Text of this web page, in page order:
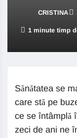
CRISTINA
1 minute timp
Sănătatea se
care stă pe
ce se întâmplă
zeci de ani ne